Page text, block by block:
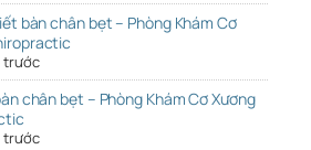
bàn chân bẹt – Phòng Khám Cơ
trước
chân bẹt – Phòng Khám Cơ Xương
trước